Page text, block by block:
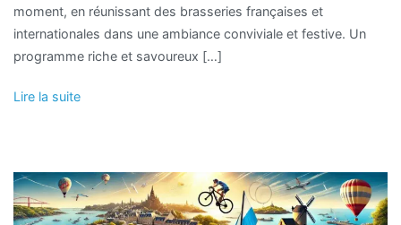
moment, en réunissant des brasseries françaises et
internationales dans une ambiance conviviale et festive. Un
programme riche et savoureux […]
Lire la suite